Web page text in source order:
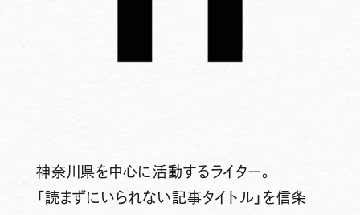
神奈川県を中心に活動するライター。
「読まずにいられない記事タイトル」を信条